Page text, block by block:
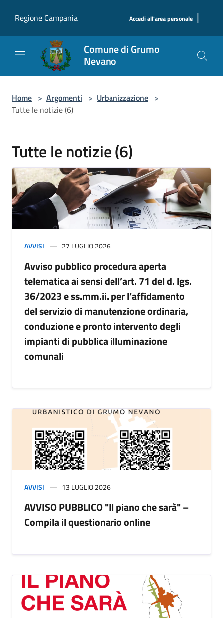
Regione Campania
Accedi all'area personale |
Comune di Grumo
Nevano
Home > Argomenti > Urbanizzazione >
Tutte le notizie (6)
Tutte le notizie (6)
AVVISI 27 LUGLIO 2026
Avviso pubblico procedura aperta
telematica ai sensi dell’art. 71 del d. lgs.
36/2023 e ss.mm.ii. per l’affidamento
del servizio di manutenzione ordinaria,
conduzione e pronto intervento degli
impianti di pubblica illuminazione
comunali
AVVISI 13 LUGLIO 2026
AVVISO PUBBLICO "Il piano che sarà" –
Compila il questionario online